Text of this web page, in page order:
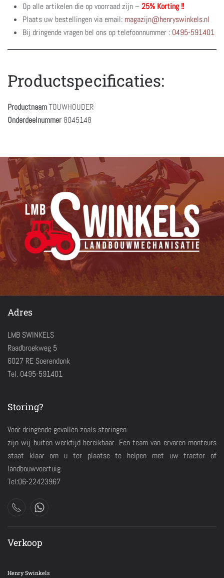
Op alle artikelen die op voorraad zijn – 25% Korting !!
Plaats uw bestellingen via email: magazijn@henryswinkels.nl
Bij dringende vragen bel ons op telefoonnummer : 0495-591401
Productspecificaties:
ProductnaamTOUWHOUDER
Onderdeelnummer 8045148
Adres
LMB SWINKELS
Raadbroekweg 5
6027 RE Soerendonk
Tel. 0495-591401
Storing?
Voor dringende gevallen zoals storingen
zijn wij buiten werktijd bereikbaar. Een team van ervaren monteurs
staat klaar om u ter plaatse te helpen met uw tractor of
landbouwvoertuig.
Tel:06-22423967
Verkoop
Henry Swinkels